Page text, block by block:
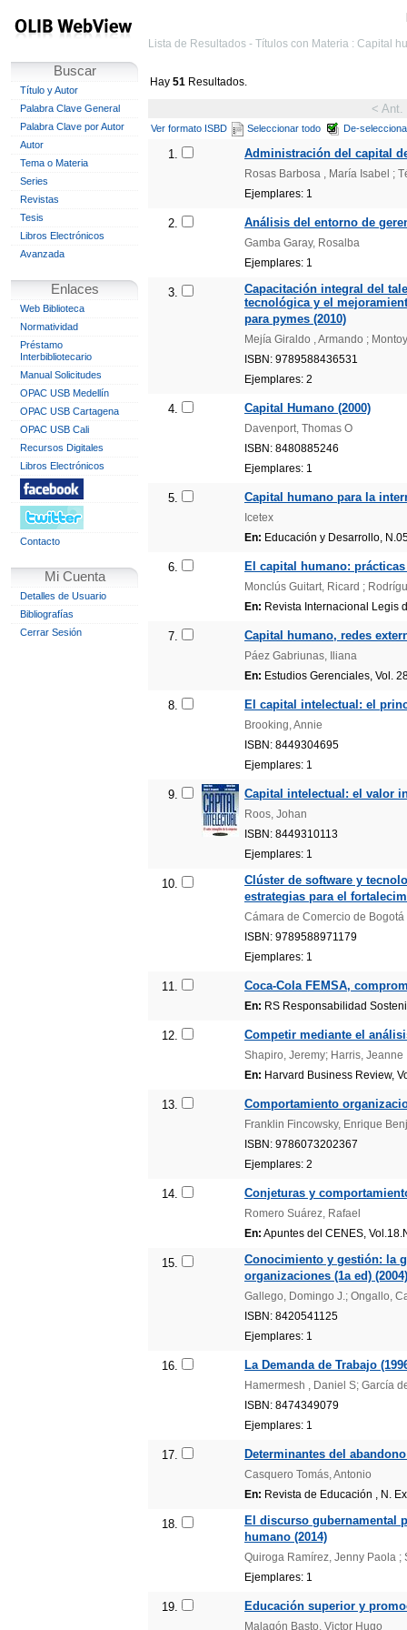
Buscar
Título y Autor
Palabra Clave General
Palabra Clave por Autor
Autor
Tema o Materia
Series
Revistas
Tesis
Libros Electrónicos
Avanzada
Enlaces
Web Biblioteca
Normatividad
Préstamo
Interbibliotecario
Manual Solicitudes
OPAC USB Medellín
OPAC USB Cartagena
OPAC USB Cali
Recursos Digitales
Libros Electrónicos
Contacto
Mi Cuenta
Detalles de Usuario
Bibliografías
Cerrar Sesión
Lista de Resultados - Títulos con Materia : Capital
Hay 51 Resultados.
< Ant.
Ver formato ISBD Seleccionar todo De-
1. Administración del capital
Rosas Barbosa , María Isabel ;
Ejemplares: 1
2. Análisis del entorno de
Gamba Garay, Rosalba
Ejemplares: 1
3.
Capacitación integral del
tecnológica y el
para pymes (2010)
Mejía Giraldo , Armando ;
ISBN: 9789588436531
Ejemplares: 2
4. Capital Humano (2000)
Davenport, Thomas O
ISBN: 8480885246
Ejemplares: 1
5. Capital humano para la
Icetex
En: Educación y Desarrollo,
6. El capital humano:
Monclús Guitart, Ricard ;
En: Revista Internacional Legis
7. Capital humano, redes
Páez Gabriunas, Iliana
En: Estudios Gerenciales, Vol.
8. El capital intelectual: el
Brooking, Annie
ISBN: 8449304695
Ejemplares: 1
9. Capital intelectual: el valor
Roos, Johan
ISBN: 8449310113
Ejemplares: 1
10.
Clúster de software y
estrategias para el
Cámara de Comercio de Bogotá
ISBN: 9789588971179
Ejemplares: 1
11. Coca-Cola FEMSA,
En: RS Responsabilidad
12. Competir mediante el
Shapiro, Jeremy; Harris, Jeanne
En: Harvard Business Review,
13. Comportamiento
Franklin Fincowsky, Enrique
ISBN: 9786073202367
Ejemplares: 2
14. Conjeturas y
Romero Suárez, Rafael
En: Apuntes del CENES,
15.
Conocimiento y gestión: la
organizaciones (1a ed) (2004)
Gallego, Domingo J.; Ongallo,
ISBN: 8420541125
Ejemplares: 1
16. La Demanda de Trabajo
Hamermesh , Daniel S; García
ISBN: 8474349079
Ejemplares: 1
17. Determinantes del
Casquero Tomás, Antonio
En: Revista de Educación , N.
18.
El discurso gubernamental
humano (2014)
Quiroga Ramírez, Jenny Paola ;
Ejemplares: 1
19. Educación superior y
Malagón Basto, Victor Hugo